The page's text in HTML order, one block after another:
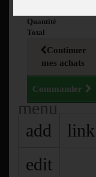
Quantité
Total
Continuer
mes achats
Commander
menu
add
link
edit